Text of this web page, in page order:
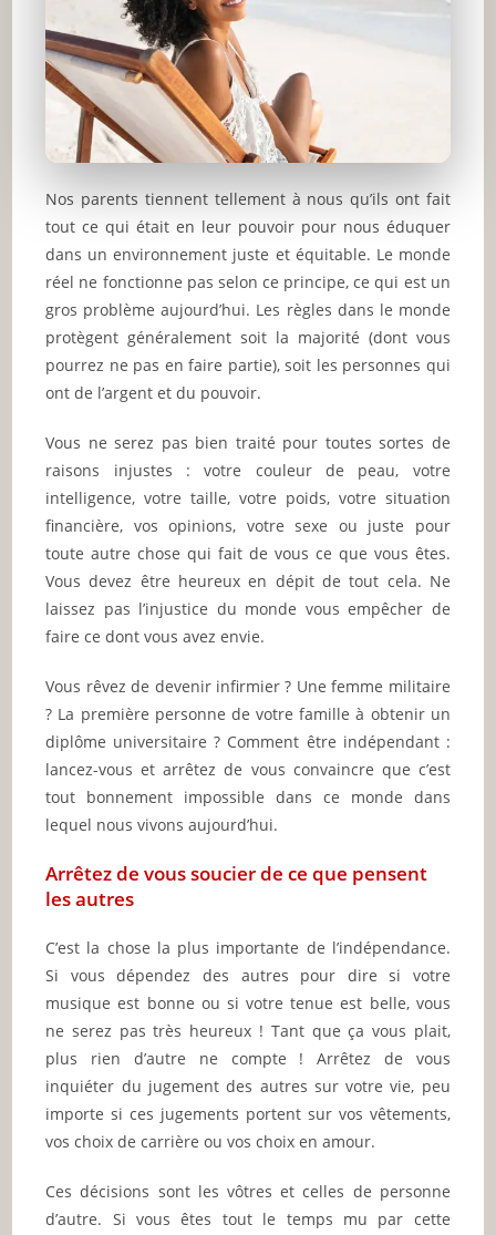
Nos parents tiennent tellement à nous qu’ils ont fait
tout ce qui était en leur pouvoir pour nous éduquer
dans un environnement juste et équitable. Le monde
réel ne fonctionne pas selon ce principe, ce qui est un
gros problème aujourd’hui. Les règles dans le monde
protègent généralement soit la majorité (dont vous
pourrez ne pas en faire partie), soit les personnes qui
ont de l’argent et du pouvoir.
Vous ne serez pas bien traité pour toutes sortes de
raisons injustes : votre couleur de peau, votre
intelligence, votre taille, votre poids, votre situation
financière, vos opinions, votre sexe ou juste pour
toute autre chose qui fait de vous ce que vous êtes.
Vous devez être heureux en dépit de tout cela. Ne
laissez pas l’injustice du monde vous empêcher de
faire ce dont vous avez envie.
Vous rêvez de devenir infirmier ? Une femme militaire
? La première personne de votre famille à obtenir un
diplôme universitaire ? Comment être indépendant :
lancez-vous et arrêtez de vous convaincre que c’est
tout bonnement impossible dans ce monde dans
lequel nous vivons aujourd’hui.
Arrêtez de vous soucier de ce que pensent
les autres
C’est la chose la plus importante de l’indépendance.
Si vous dépendez des autres pour dire si votre
musique est bonne ou si votre tenue est belle, vous
ne serez pas très heureux ! Tant que ça vous plait,
plus rien d’autre ne compte ! Arrêtez de vous
inquiéter du jugement des autres sur votre vie, peu
importe si ces jugements portent sur vos vêtements,
vos choix de carrière ou vos choix en amour.
Ces décisions sont les vôtres et celles de personne
d’autre. Si vous êtes tout le temps mu par cette